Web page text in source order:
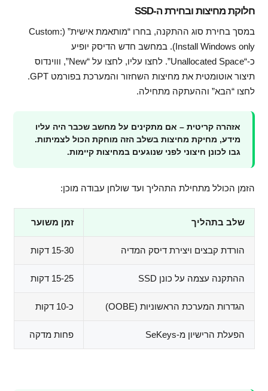
חלוקת מחיצות ובחירת ה-SSD
במסך בחירת סוג ההתקנה, בחרו “מותאמת אישית” (Custom:
Install Windows only). במחשב חדש הדיסק יופיע
כ-“Unallocated Space”. לחצו עליו, לחצו על “New”, וווינדוס
תיצור אוטומטית את מחיצות השחזור והמערכת בפורמט GPT.
לחצו “הבא” וההעתקה מתחילה.
אזהרה קריטית – אם מתקינים על מחשב שכבר היה עליו
מידע, מחיקת מחיצות בשלב הזה מוחקת הכול לצמיתות.
גבו לכונן חיצוני לפני שנוגעים במחיצות קיימות.
הזמן הכולל מתחילת התהליך ועד שולחן עבודה מוכן:
שלב בתהליך זמן משוער
הורדת קבצים ויצירת דיסק המדיה 15-30 דקות
ההתקנה עצמה על כונן SSD 15-25 דקות
הגדרות המערכת הראשוניות (OOBE) כ-10 דקות
הפעלת הרישיון מ-SeKeys פחות מדקה